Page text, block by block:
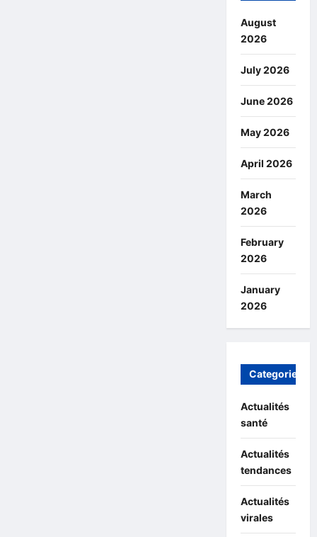
August
2026
July 2026
June 2026
May 2026
April 2026
March
2026
February
2026
January
2026
Categories
Actualités
santé
Actualités
tendances
Actualités
virales